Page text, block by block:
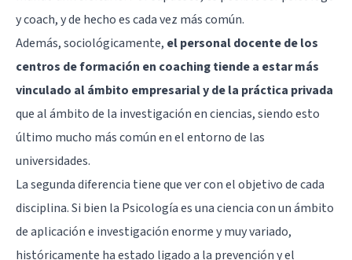
y coach, y de hecho es cada vez más común.
Además, sociológicamente, el personal docente de los
centros de formación en coaching tiende a estar más
vinculado al ámbito empresarial y de la práctica privada
que al ámbito de la investigación en ciencias, siendo esto
último mucho más común en el entorno de las
universidades.
La segunda diferencia tiene que ver con el objetivo de cada
disciplina. Si bien la Psicología es una ciencia con un ámbito
de aplicación e investigación enorme y muy variado,
históricamente ha estado ligado a la prevención y el